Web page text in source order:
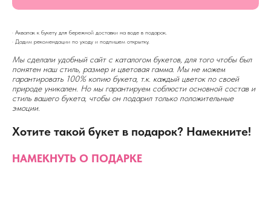
· Аквапак к букету для бережной доставки на воде в подарок.
· Дадим рекомендации по уходу и подпишем открытку.
Мы сделали удобный сайт с каталогом букетов, для того чтобы был
понятен наш стиль, размер и цветовая гамма. Мы не можем
гарантировать 100% копию букета, т.к. каждый цветок по своей
природе уникален. Но мы гарантируем соблюсти основной состав и
стиль вашего букета, чтобы он подарил только положительные
эмоции.
Хотите такой букет в подарок? Намекните!
НАМЕКНУТЬ О ПОДАРКЕ